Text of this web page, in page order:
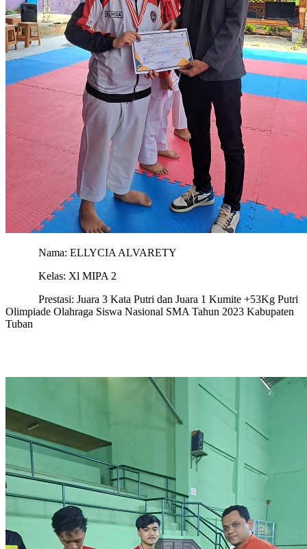
Nama: ELLYCIA ALVARETY
Kelas: Xl MIPA 2
Prestasi: Juara 3 Kata Putri dan Juara 1 Kumite +53Kg Putri
Olimpiade Olahraga Siswa Nasional SMA Tahun 2023 Kabupaten
Tuban